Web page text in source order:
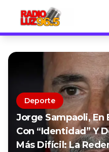
Deporte
Jorge Sampaoli, En
Con “identidad” Y
Más Difícil: La